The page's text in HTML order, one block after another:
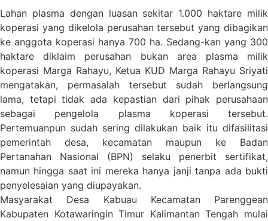
Lahan plasma dengan luasan sekitar 1.000 haktare milik
koperasi yang dikelola perusahan tersebut yang dibagikan
ke anggota koperasi hanya 700 ha. Sedang-kan yang 300
haktare diklaim perusahan bukan area plasma milik
koperasi Marga Rahayu, Ketua KUD Marga Rahayu Sriyati
mengatakan, permasalah tersebut sudah berlangsung
lama, tetapi tidak ada kepastian dari pihak perusahaan
sebagai pengelola plasma koperasi tersebut.
Pertemuanpun sudah sering dilakukan baik itu difasilitasi
pemerintah desa, kecamatan maupun ke Badan
Pertanahan Nasional (BPN) selaku penerbit sertifikat,
namun hingga saat ini mereka hanya janji tanpa ada bukti
penyelesaian yang diupayakan.
Masyarakat Desa Kabuau Kecamatan Parenggean
Kabupaten Kotawaringin Timur Kalimantan Tengah mulai